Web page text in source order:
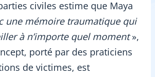
civiles estime que Maya
une mémoire traumatique qui
à n’importe quel moment»,
porté par des praticiens
de victimes, est